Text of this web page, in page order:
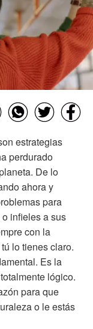
estrategias
perdurado
De lo
ahora y
para
infieles a sus
con la
lo tienes claro.
Es la
lógico.
para que
o le estás